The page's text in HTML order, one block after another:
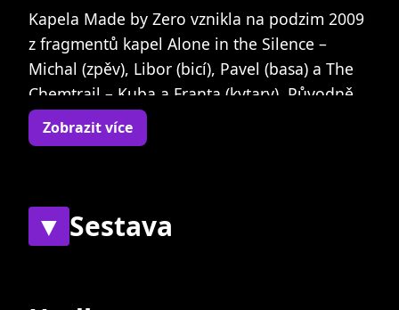
Kapela Made by Zero vznikla na podzim 2009
z fragmentů kapel Alone in the Silence –
Michal (zpěv), Libor (bicí), Pavel (basa) a The
Chemtrail – Kuba a Franta (kytary). Původně
pouze zamýšlená výpomoc při nahrávání ve
studiu se přerodila do fungující kapely. Téhož
Okolnosti nám však neustále házely klacky
Zobrazit více
▼ Sestava